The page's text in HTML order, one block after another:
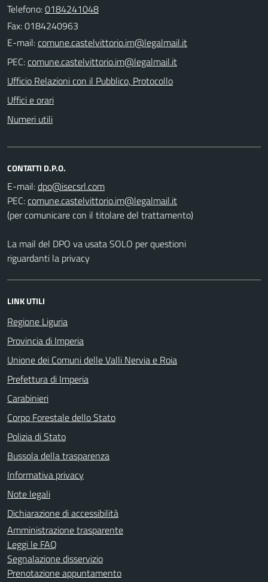
Telefono:0184241048
Fax: 0184240963
E-mail:
PEC:
Ufficio Relazioni con il Pubblico, Protocollo
Uffici e orari
Numeri utili
CONTATTI D.P.O.
E-mail:
PEC:
(per comunicare con il titolare del trattamento)
La mail del DPO va usata SOLO per questioni
riguardanti la privacy
LINK UTILI
Regione Liguria
Provincia di Imperia
Unione dei Comuni delle Valli Nervia e Roia
Prefettura di Imperia
Carabinieri
Corpo Forestale dello Stato
Polizia di Stato
Bussola della trasparenza
Informativa privacy
Note legali
Dichiarazione di accessibilità
Amministrazione trasparente
Leggi le FAQ
Segnalazione disservizio
Prenotazione appuntamento